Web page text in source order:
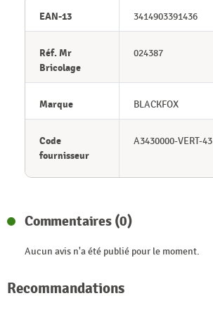
EAN-13 3414903391436
Réf. Mr
Bricolage
024387
Marque BLACKFOX
Code
fournisseur
A3430000-VERT-43
Commentaires (0)
Aucun avis n'a été publié pour le moment.
Recommandations